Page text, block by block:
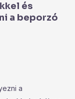
és
a beporzó
a